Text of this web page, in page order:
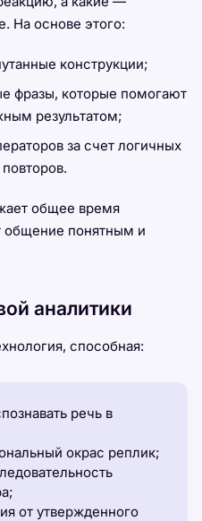
На основе этого:
конструкции;
фразы, которые помогают
результатом;
за счет логичных
общее время
общение понятным и
аналитики
способная:
речь в
окрас реплик;
от утвержденного